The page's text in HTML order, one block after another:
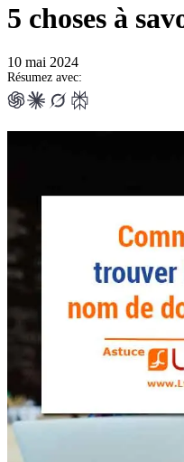
5 choses à
10 mai 2024
Résumez avec: